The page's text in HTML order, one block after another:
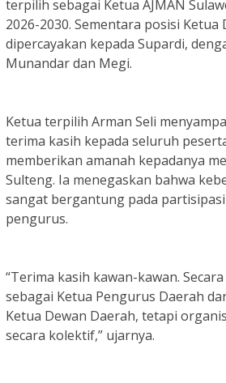
terpilih sebagai Ketua AJMAN
2026-2030. Sementara posisi Ketua
dipercayakan kepada Supardi,
Munandar dan Megi.
Ketua terpilih Arman Seli
terima kasih kepada seluruh
memberikan amanah kepadanya
Sulteng. Ia menegaskan bahwa
sangat bergantung pada
pengurus.
“Terima kasih kawan-kawan.
sebagai Ketua Pengurus Daerah
Ketua Dewan Daerah, tetapi
secara kolektif,” ujarnya.